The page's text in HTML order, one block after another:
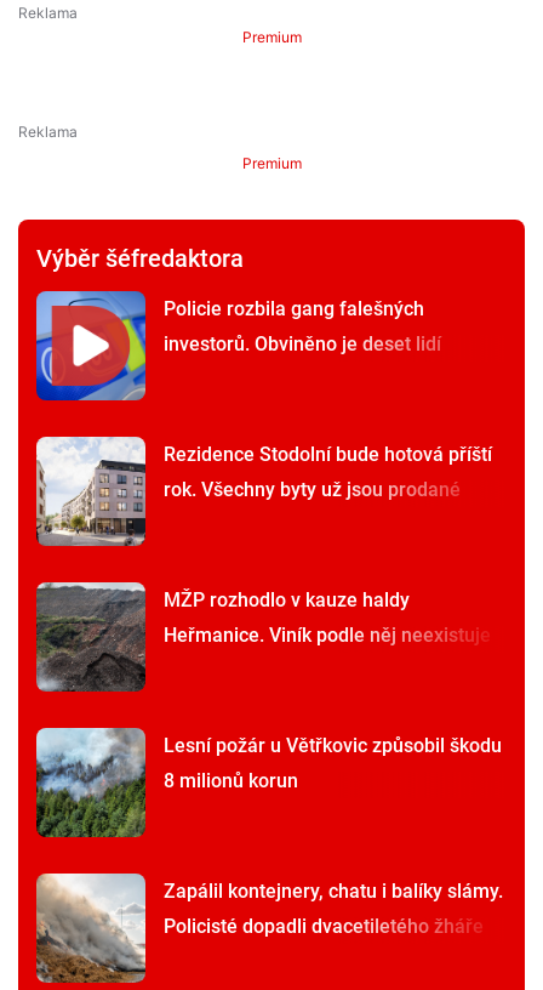
Premium
Premium
Výběr šéfredaktora
Policie rozbila gang falešných
investorů. Obviněno je deset lidí
Rezidence Stodolní bude hotová příští
rok. Všechny byty už jsou prodané
MŽP rozhodlo v kauze haldy
Heřmanice. Viník podle něj neexistuje
Lesní požár u Větřkovic způsobil škodu
8 milionů korun
Zapálil kontejnery, chatu i balíky slámy.
Policisté dopadli dvacetiletého žháře